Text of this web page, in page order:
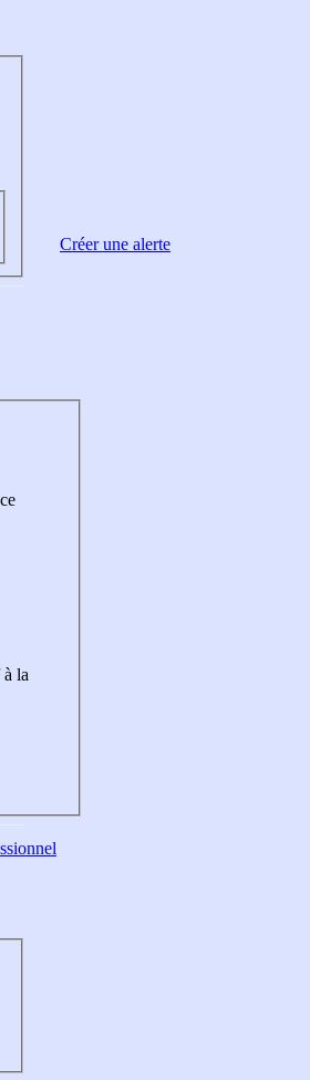
à la
Créer une alerte